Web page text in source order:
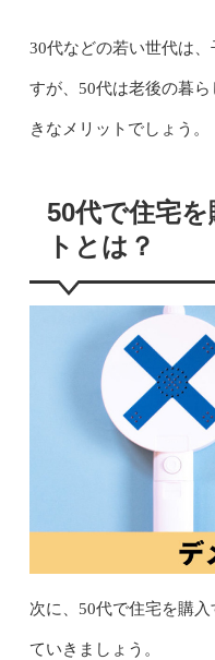
30代などの若い世代は
すが、50代は老後の暮
きなメリットでしょう。
50代で住宅
トとは？
次に、50代で住宅を購
ていきましょう。